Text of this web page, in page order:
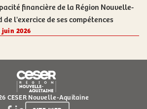
financière de la Région Nouvelle-
l'exercice de ses compétences
2026
CESER Nouvelle-Aquitaine